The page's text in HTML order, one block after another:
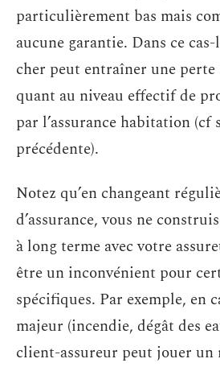
particulièrement bas mais
aucune garantie. Dans ce
cher peut entraîner une
quant au niveau effectif de
par l’assurance habitation (cf
précédente).
Notez qu’en changeant
d’assurance, vous ne
à long terme avec votre
être un inconvénient pour
spécifiques. Par exemple, en
majeur (incendie, dégât des
client-assureur peut jouer